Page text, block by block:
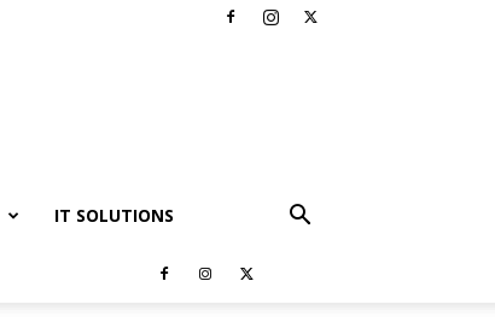
IT SOLUTIONS